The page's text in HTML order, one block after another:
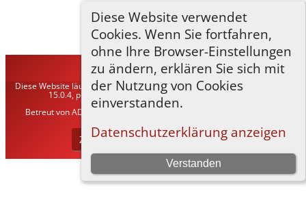
Diese Website verwendet
Cookies. Wenn Sie fortfahren,
ohne Ihre Browser-Einstellungen
zu ändern, erklären Sie sich mit
der Nutzung von Cookies
einverstanden.
Datenschutzerklärung anzeigen
Verstanden
TNG-ADLER©2026
Diese Website läuft mitThe Next Generation of Genealogy Sitebuilding
15.0.4, programmiert von Darrin Lythgoe © 2001-2026.
Betreut vonADLER Heraldisch-Genealogische Gesellschaft, Wien
Zur Desktop-Webseite wechseln